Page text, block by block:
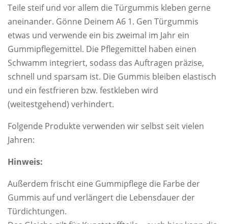
Teile steif und vor allem die Türgummis kleben gerne
aneinander. Gönne Deinem A6 1. Gen Türgummis
etwas und verwende ein bis zweimal im Jahr ein
Gummipflegemittel. Die Pflegemittel haben einen
Schwamm integriert, sodass das Auftragen präzise,
schnell und sparsam ist. Die Gummis bleiben elastisch
und ein festfrieren bzw. festkleben wird
(weitestgehend) verhindert.
Folgende Produkte verwenden wir selbst seit vielen
Jahren:
Hinweis:
Außerdem frischt eine Gummipflege die Farbe der
Gummis auf und verlängert die Lebensdauer der
Türdichtungen.